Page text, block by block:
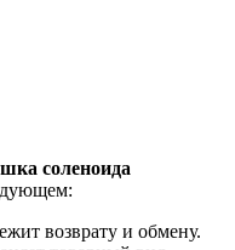
соленоида
возврату и обмену.